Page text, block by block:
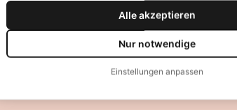
VerpackungAlle akzeptieren
Nur notwendige
Einstellungen anpassen
uns zu verstehen, wie Besucher unsere Website nutzen,
können. Beinhaltet Heatmaps und anonymisierte
über Contentsquare (ehemals
Analytics 4 · Contentsquare (Hotjar) · Speicherdauer: 180